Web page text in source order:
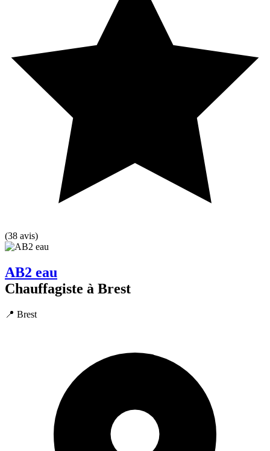
(38 avis)
AB2 eau
Chauffagiste à Brest
📍 Brest